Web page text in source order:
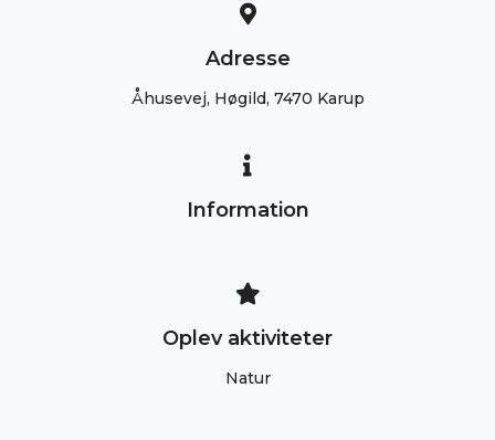
Adresse
Åhusevej, Høgild, 7470 Karup
Information
Oplev aktiviteter
Natur